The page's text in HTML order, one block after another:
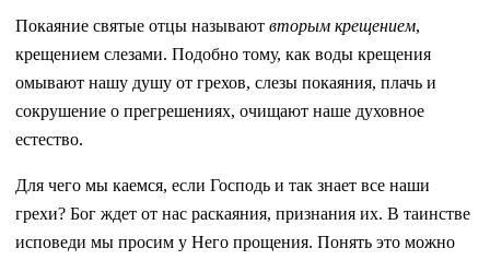
Покаяние святые отцы называют вторым крещением,
крещением слезами. Подобно тому, как воды крещения
омывают нашу душу от грехов, слезы покаяния, плачь и
сокрушение о прегрешениях, очищают наше духовное
естество.
Для чего мы каемся, если Господь и так знает все наши
грехи? Бог ждет от нас раскаяния, признания их. В таинстве
исповеди мы просим у Него прощения. Понять это можно